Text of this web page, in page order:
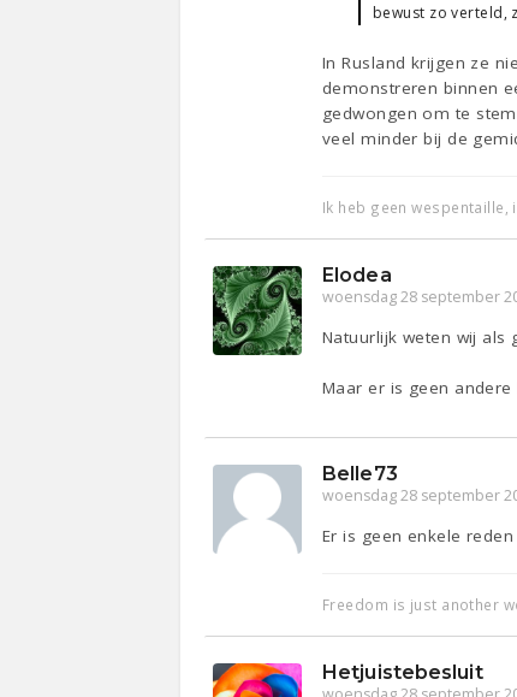
bewust zo verteld,
In Rusland krijgen ze
demonstreren binnen
gedwongen om te
veel minder bij de
Ik heb geen wespentaille,
Elodea
woensdag 28 september
Natuurlijk weten wij als
Maar er is geen
Belle73
woensdag 28 september
Er is geen enkele
Freedom is just another
Hetjuistebesluit